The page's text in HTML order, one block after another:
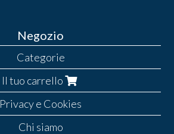
Negozio
Categorie
Il tuo carrello
Privacy e Cookies
Chi siamo